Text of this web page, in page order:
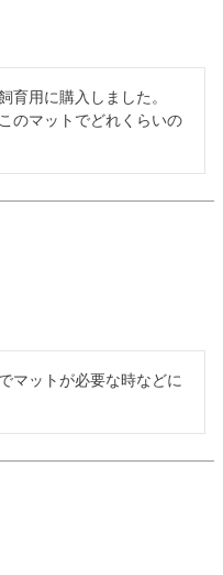
育用に購入しました。
のマットでどれくらいの
マットが必要な時などに